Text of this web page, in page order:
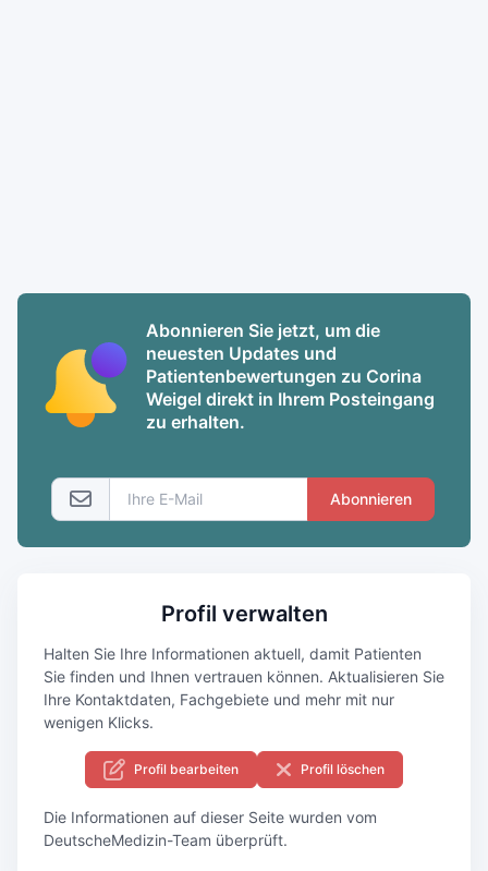
Abonnieren Sie jetzt, um die
neuesten Updates und
Patientenbewertungen zu Corina
Weigel direkt in Ihrem Posteingang
zu erhalten.
Abonnieren
Profil verwalten
Halten Sie Ihre Informationen aktuell, damit Patienten
Sie finden und Ihnen vertrauen können. Aktualisieren Sie
Ihre Kontaktdaten, Fachgebiete und mehr mit nur
wenigen Klicks.
Profil bearbeiten Profil löschen
Die Informationen auf dieser Seite wurden vom
DeutscheMedizin-Team überprüft.